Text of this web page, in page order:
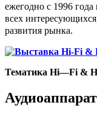
ежегодно с 1996 года
всех
развития рынка.
Тематика Hi—Fi &